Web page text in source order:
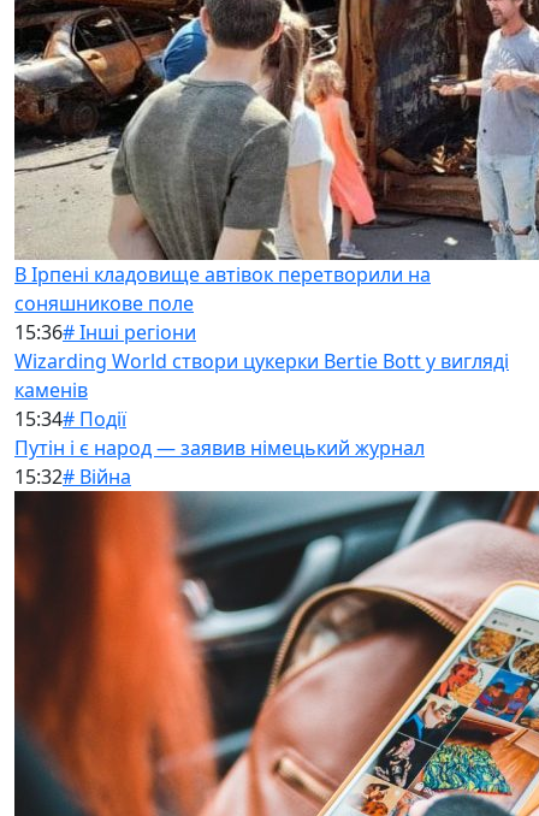
В Ірпені кладовище автівок перетворили на
соняшникове поле
15:36# Інші регіони
Wizarding World створи цукерки Bertie Bott у вигляді
каменів
15:34# Події
Путін і є народ — заявив німецький журнал
15:32# Війна